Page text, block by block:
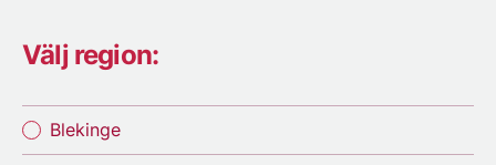
Välj region:
Blekinge